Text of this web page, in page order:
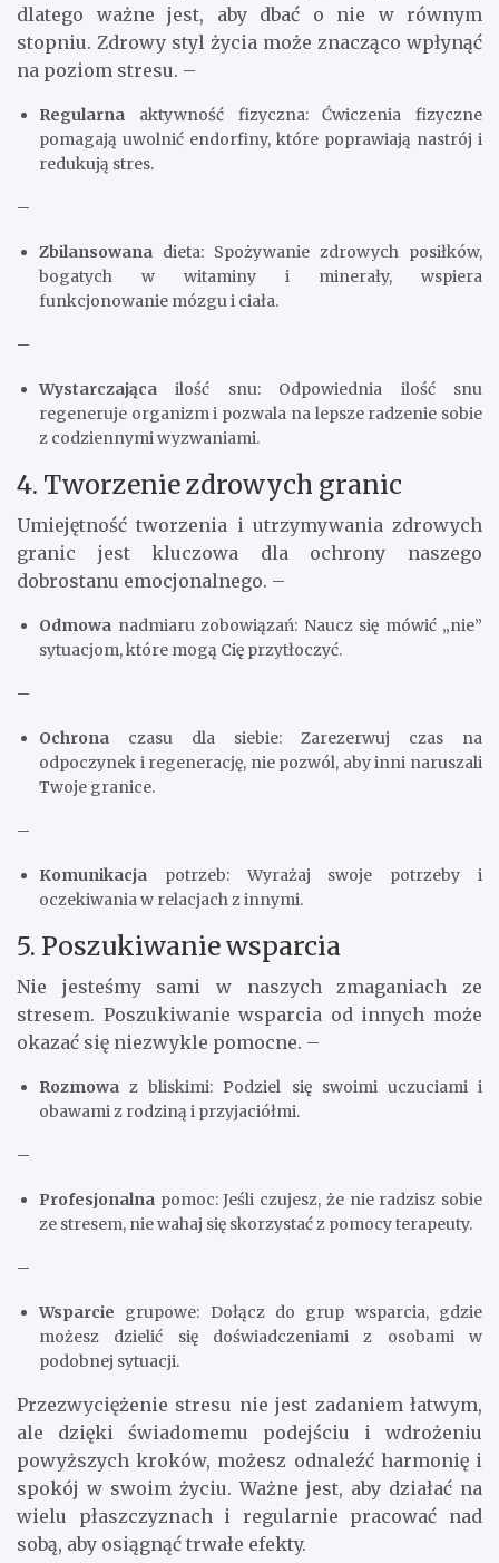
dlatego ważne jest, aby dbać o nie w równym
stopniu. Zdrowy styl życia może znacząco wpłynąć
na poziom stresu. –
Regularna aktywność fizyczna: Ćwiczenia fizyczne
pomagają uwolnić endorfiny, które poprawiają nastrój i
redukują stres.
–
Zbilansowana dieta: Spożywanie zdrowych posiłków,
bogatych w witaminy i minerały, wspiera
funkcjonowanie mózgu i ciała.
–
Wystarczająca ilość snu: Odpowiednia ilość snu
regeneruje organizm i pozwala na lepsze radzenie sobie
z codziennymi wyzwaniami.
4. Tworzenie zdrowych granic
Umiejętność tworzenia i utrzymywania zdrowych
granic jest kluczowa dla ochrony naszego
dobrostanu emocjonalnego. –
Odmowa nadmiaru zobowiązań: Naucz się mówić „nie”
sytuacjom, które mogą Cię przytłoczyć.
–
Ochrona czasu dla siebie: Zarezerwuj czas na
odpoczynek i regenerację, nie pozwól, aby inni naruszali
Twoje granice.
–
Komunikacja potrzeb: Wyrażaj swoje potrzeby i
oczekiwania w relacjach z innymi.
5. Poszukiwanie wsparcia
Nie jesteśmy sami w naszych zmaganiach ze
stresem. Poszukiwanie wsparcia od innych może
okazać się niezwykle pomocne. –
Rozmowa z bliskimi: Podziel się swoimi uczuciami i
obawami z rodziną i przyjaciółmi.
–
Profesjonalna pomoc: Jeśli czujesz, że nie radzisz sobie
ze stresem, nie wahaj się skorzystać z pomocy terapeuty.
–
Wsparcie grupowe: Dołącz do grup wsparcia, gdzie
możesz dzielić się doświadczeniami z osobami w
podobnej sytuacji.
Przezwyciężenie stresu nie jest zadaniem łatwym,
ale dzięki świadomemu podejściu i wdrożeniu
powyższych kroków, możesz odnaleźć harmonię i
spokój w swoim życiu. Ważne jest, aby działać na
wielu płaszczyznach i regularnie pracować nad
sobą, aby osiągnąć trwałe efekty.